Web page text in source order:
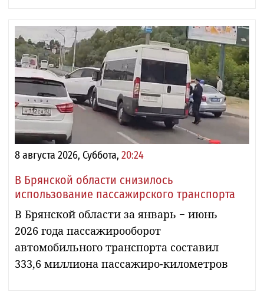
8 августа 2026, Суббота, 20:24
В Брянской области снизилось
использование пассажирского транспорта
В Брянской области за январь − июнь
2026 года пассажирооборот
автомобильного транспорта составил
333,6 миллиона пассажиро-километров